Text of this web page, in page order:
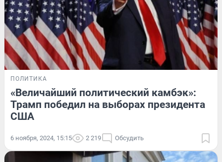
ПОЛИТИКА
«Величайший политический камбэк»:
Трамп победил на выборах президента
США
6 ноября, 2024, 15:15 2 219 Обсудить